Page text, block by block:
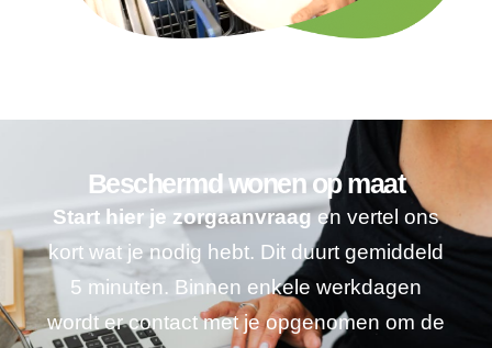
Beschermd wonen op maat
Start hier je zorgaanvraagen vertel ons
kort wat je nodig hebt. Dit duurt gemiddeld
5 minuten. Binnen enkele werkdagen
wordt er contact met je opgenomen om de